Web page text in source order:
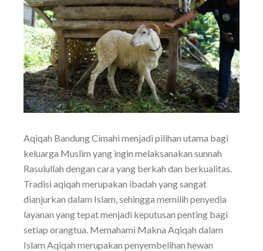
Aqiqah Bandung Cimahi menjadi pilihan utama bagi
keluarga Muslim yang ingin melaksanakan sunnah
Rasulullah dengan cara yang berkah dan berkualitas.
Tradisi aqiqah merupakan ibadah yang sangat
dianjurkan dalam Islam, sehingga memilih penyedia
layanan yang tepat menjadi keputusan penting bagi
setiap orangtua. Memahami Makna Aqiqah dalam
Islam Aqiqah merupakan penyembelihan hewan